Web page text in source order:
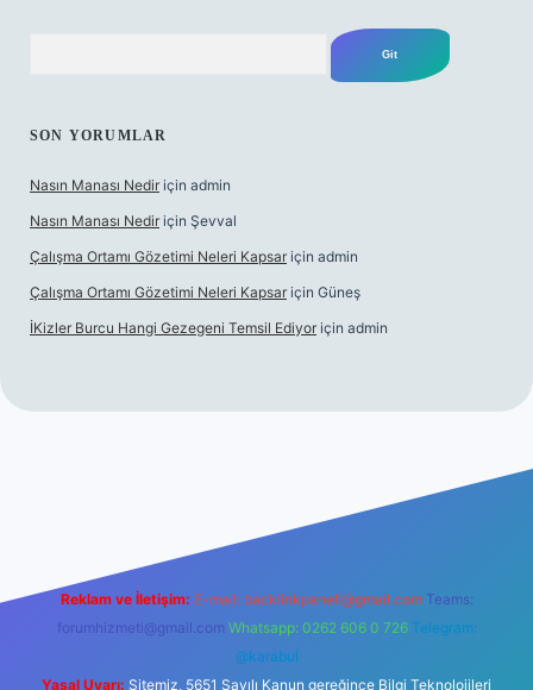
SON YORUMLAR
Nasın Manası Nedir için admin
Nasın Manası Nedir için Şevval
Çalışma Ortamı Gözetimi Neleri Kapsar için admin
Çalışma Ortamı Gözetimi Neleri Kapsar için Güneş
İKizler Burcu Hangi Gezegeni Temsil Ediyor için admin
Reklam ve İletişim: E-mail: backlinkpaneli@gmail.com Teams:
forumhizmeti@gmail.com Whatsapp: 0262 606 0 726 Telegram:
@karabul
Yasal Uyarı: Sitemiz, 5651 Sayılı Kanun gereğince Bilgi Teknolojileri